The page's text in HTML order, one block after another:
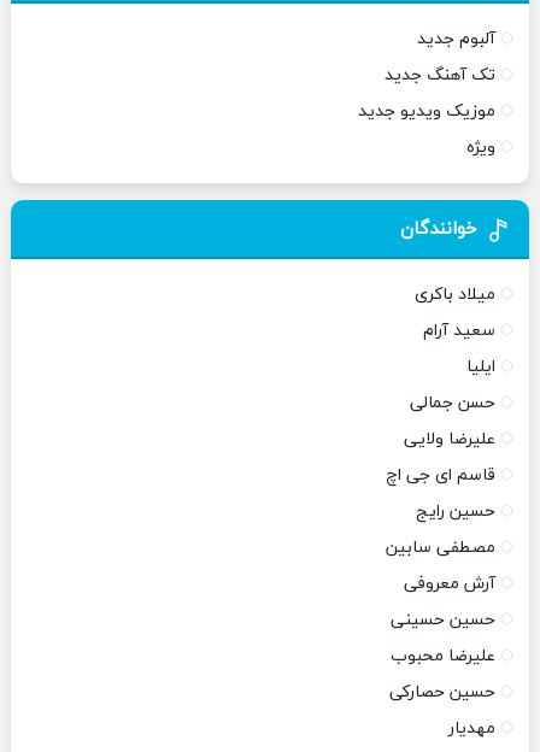
آلبوم جدید
تک آهنگ جدید
موزیک ویدیو جدید
ویژه
خوانندگان
میلاد باکری
سعید آرام
ایلیا
حسن جمالی
علیرضا ولایی
قاسم ای جی اچ
حسین رایج
مصطفی سابین
آرش معروفی
حسین حسینی
علیرضا محبوب
حسین حصارکی
مهدیار